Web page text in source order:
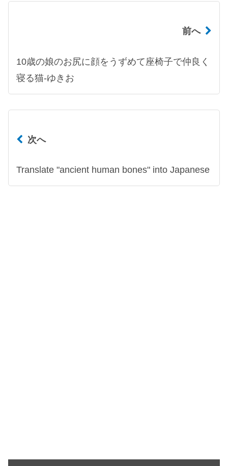
前へ
10歳の娘のお尻に顔をうずめて座椅子で仲良く
寝る猫-ゆきお
次へ
Translate "ancient human bones" into Japanese